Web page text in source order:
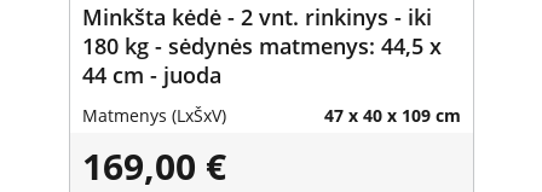
Minkšta kėdė - 2 vnt. rinkinys - iki
180 kg - sėdynės matmenys: 44,5 x
44 cm - juoda
Matmenys (LxŠxV) 47 x 40 x 109 cm
169,00 €